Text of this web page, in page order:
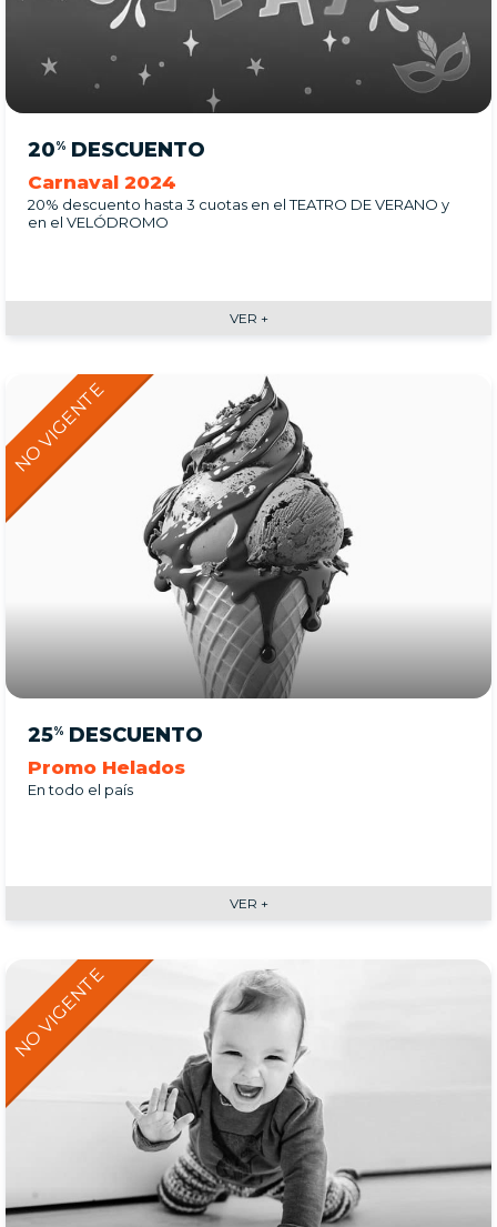
20% DESCUENTO
Carnaval 2024
20% descuento hasta 3 cuotas en el TEATRO DE VERANO y
en el VELÓDROMO
VER +
25% DESCUENTO
Promo Helados
En todo el país
VER +